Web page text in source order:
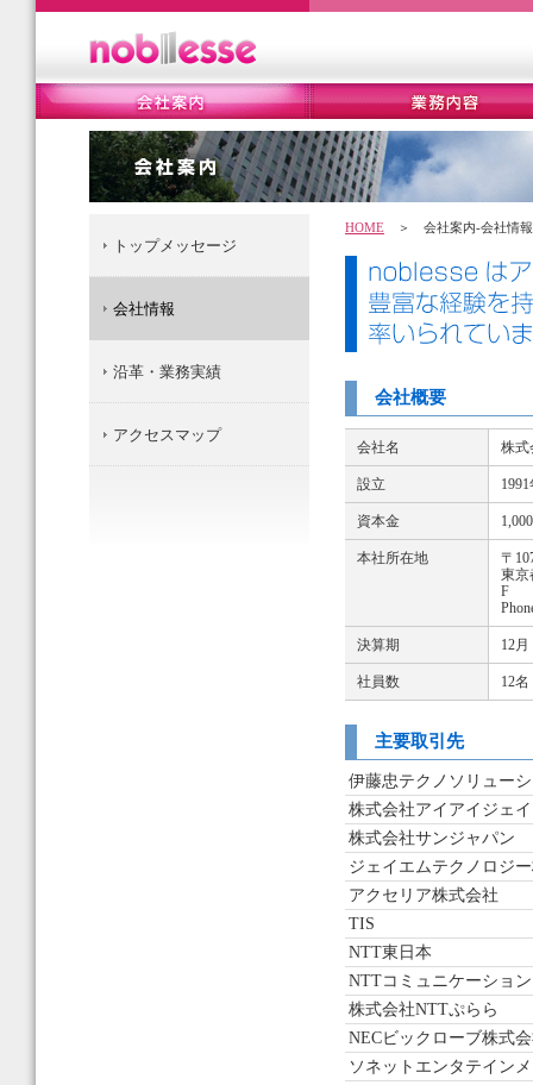
HOME ＞ 会社案内-会社情報
会社概要
会社名 株式
設立
資本金
本社所在地
〒
東
F
決算期 12月
社員数 12
主要取引先
伊藤忠テクノソリュー
株式会社アイアイジェ
株式会社サンジャパン
ジェイエムテクノロジ
アクセリア株式会社
TIS
NTT東日本
NTTコミュニケーショ
株式会社NTTぷらら
NECビックローブ株式
ソネットエンタテイン
トップメッセージ
会社情報
沿革・業務実績
アクセスマップ